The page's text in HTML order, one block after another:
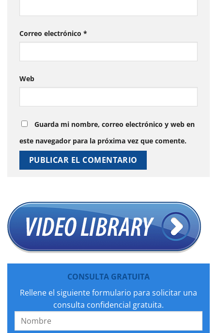
Correo electrónico *
Web
Guarda mi nombre, correo electrónico y web en
este navegador para la próxima vez que comente.
CONSULTA GRATUITA
Rellene el siguiente formulario para solicitar una
consulta confidencial gratuita.